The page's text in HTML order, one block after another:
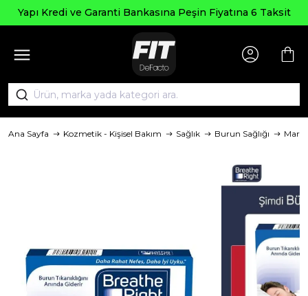
ve Garanti Bankasına Peşin Fiyatına 6 Taksit
Ana Sayfa Kozmetik - Kişisel Bakım Sağlık Burun Sağlığı